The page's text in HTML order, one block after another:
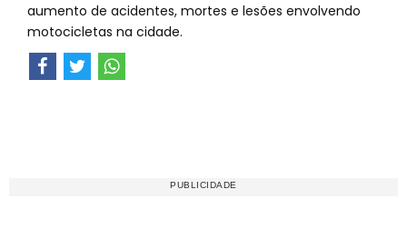
aumento de acidentes, mortes e lesões envolvendo
motocicletas na cidade.